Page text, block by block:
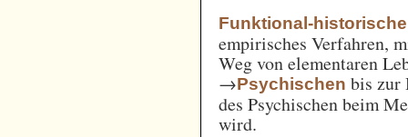
Funktional-
empirisches Verfahren,
Weg von elementaren
→Psychischen bis zur
des Psychischen beim
wird.